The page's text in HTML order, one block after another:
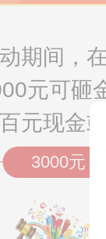
期间，
元可砸
元现金
3000元